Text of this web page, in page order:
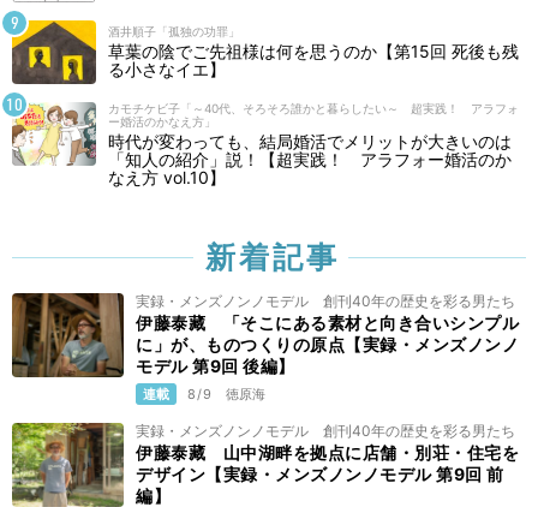
酒井順子「孤独の功罪」
草葉の陰でご先祖様は何を思うのか【第15回 死後も残
る小さなイエ】
カモチケビ子「～40代、そろそろ誰かと暮らしたい～ 超実践！ アラフォ
ー婚活のかなえ方」
時代が変わっても、結局婚活でメリットが大きいのは
「知人の紹介」説！【超実践！ アラフォー婚活のか
なえ方 vol.10】
新着記事
実録・メンズノンノモデル 創刊40年の歴史を彩る男たち
伊藤泰藏 「そこにある素材と向き合いシンプル
に」が、ものつくりの原点【実録・メンズノンノ
モデル 第9回 後編】
連載 8/9 徳原海
実録・メンズノンノモデル 創刊40年の歴史を彩る男たち
伊藤泰藏 山中湖畔を拠点に店舗・別荘・住宅を
デザイン【実録・メンズノンノモデル 第9回 前
編】